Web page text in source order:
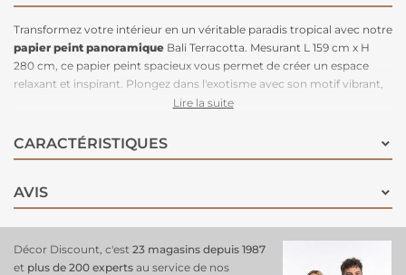
Transformez votre intérieur en un véritable paradis tropical avec notre
papier peint panoramique Bali Terracotta. Mesurant L 159 cm x H
280 cm, ce papier peint spacieux vous permet de créer un espace
relaxant et inspirant. Plongez dans l'exotisme avec son motif vibrant,
directement inspiré de l'île enchanteresse de Bali. Ajoutez une touche
peint qui promet de transformer votre espace en une oasis de
sérénité tropicale.
Lire la suite
CARACTÉRISTIQUES
AVIS
Décor Discount, c'est 23 magasins depuis 1987
et plus de 200 experts au service de nos